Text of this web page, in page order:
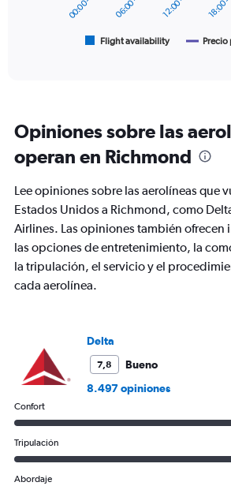
6
The
has
2
Y
axes
displaying
Avg.
Price
Flight availability
Opiniones sobre las
operan en Richmond
Lee opiniones sobre las aerolíneas que
Estados Unidos a Richmond, como
Airlines. Las opiniones también ofrecen
las opciones de entretenimiento, la
la tripulación, el servicio y el
cada aerolínea.
Delta
7,8
Bueno
8.497 opiniones
Confort
Tripulación
Abordaje